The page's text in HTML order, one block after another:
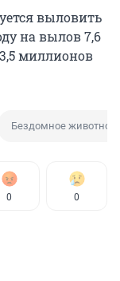
выловить
на вылов 7,6
миллионов
Бездомное животное
0 0